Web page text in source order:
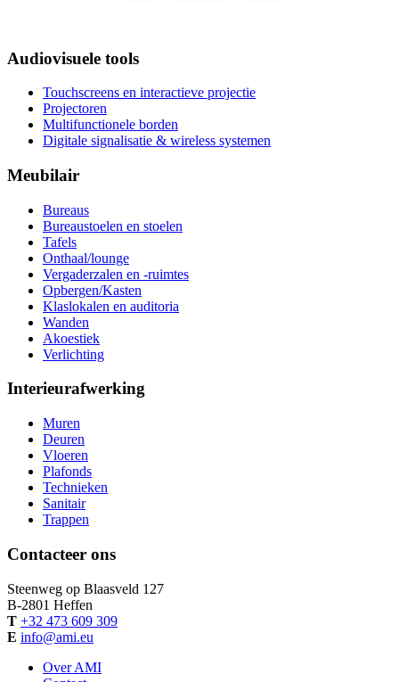
Audiovisuele tools
Touchscreens en interactieve projectie
Projectoren
Multifunctionele borden
Digitale signalisatie & wireless systemen
Meubilair
Bureaus
Bureaustoelen en stoelen
Tafels
Onthaal/lounge
Vergaderzalen en -ruimtes
Opbergen/Kasten
Klaslokalen en auditoria
Wanden
Akoestiek
Verlichting
Interieurafwerking
Muren
Deuren
Vloeren
Plafonds
Technieken
Sanitair
Trappen
Contacteer ons
Steenweg op Blaasveld 127
B-2801 Heffen
T +32 473 609 309
E info@ami.eu
Over AMI